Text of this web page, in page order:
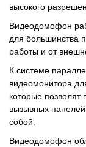
высокого
Видеодомофон
для большинства
работы и от
К системе
видеомонитора
которые позволят
вызывных
собой.
Видеодомофон